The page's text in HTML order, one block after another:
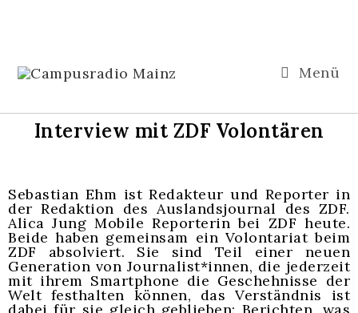
Menü
Interview mit ZDF Volontären
Sebastian Ehm ist Redakteur und Reporter in
der Redaktion des Auslandsjournal des ZDF.
AlicaJungMobile Reporterin bei ZDF heute.
Beide haben gemeinsam ein Volontariat beim
ZDF absolviert. Sie sind Teil einer neuen
Generation von Journalist*innen, die jederzeit
mit ihrem Smartphone die Geschehnisse der
Welt festhalten können, das Verständnis ist